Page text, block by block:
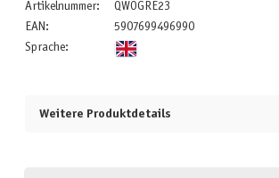
Artikelnummer:
QWOGRE23
EAN:
5907699496990
Sprache:
Weitere Produktdetails